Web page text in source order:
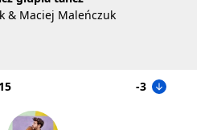
& Maciej Maleńczuk
15 -3